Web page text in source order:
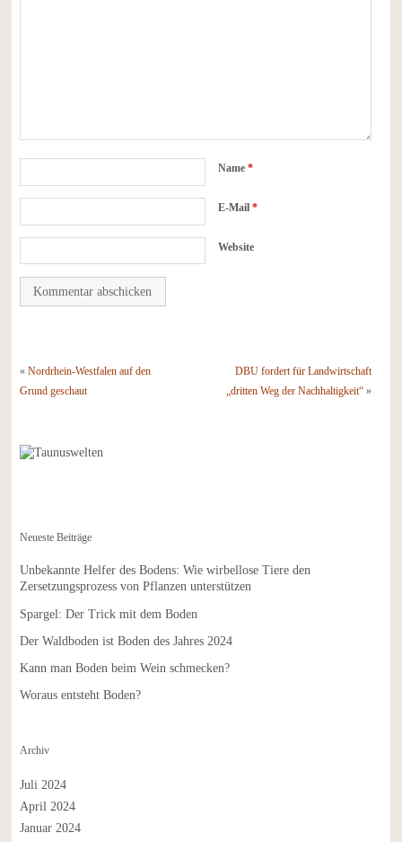
Name *
E-Mail *
Website
« Nordrhein-Westfalen auf den
Grund geschaut
DBU fordert für Landwirtschaft
„dritten Weg der Nachhaltigkeit“»
Neueste Beiträge
Unbekannte Helfer des Bodens: Wie wirbellose Tiere den
Zersetzungsprozess von Pflanzen unterstützen
Spargel: Der Trick mit dem Boden
Der Waldboden ist Boden des Jahres 2024
Kann man Boden beim Wein schmecken?
Woraus entsteht Boden?
Archiv
Juli 2024
April 2024
Januar 2024